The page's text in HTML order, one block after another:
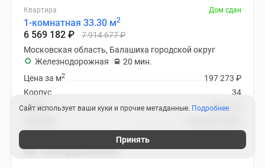
Квартира Дом сдан
1-комнатная 33.30 м2
6 569 182 ₽ 7 914 677₽
Московская область, Балашиха городской округ
Железнодорожная
20 мин.
197 273 ₽
Цена за м2
34
Корпус
20 из 22
Этаж
ЖК «Новоград Павлино»
Сайт использует ваши куки и прочие метаданные. Подробнее
Принять